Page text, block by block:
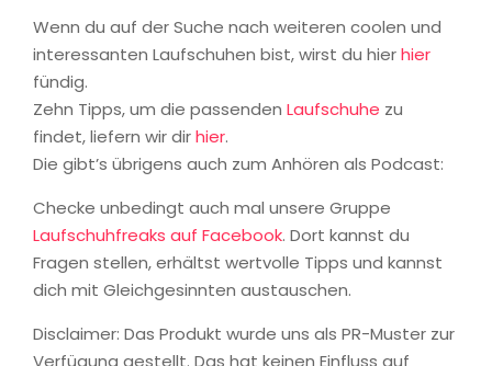
Wenn du auf der Suche nach weiteren coolen und
interessanten Laufschuhen bist, wirst du hierhier
fündig.
Zehn Tipps, um die passenden Laufschuhe zu
findet, liefern wir dirhier.
Die gibt’s übrigens auch zum Anhören als Podcast:
Checke unbedingt auch mal unsere Gruppe
Laufschuhfreaks auf Facebook. Dort kannst du
Fragen stellen, erhältst wertvolle Tipps und kannst
dich mit Gleichgesinnten austauschen.
Disclaimer: Das Produkt wurde uns als PR-Muster zur
Verfügung gestellt. Das hat keinen Einfluss auf